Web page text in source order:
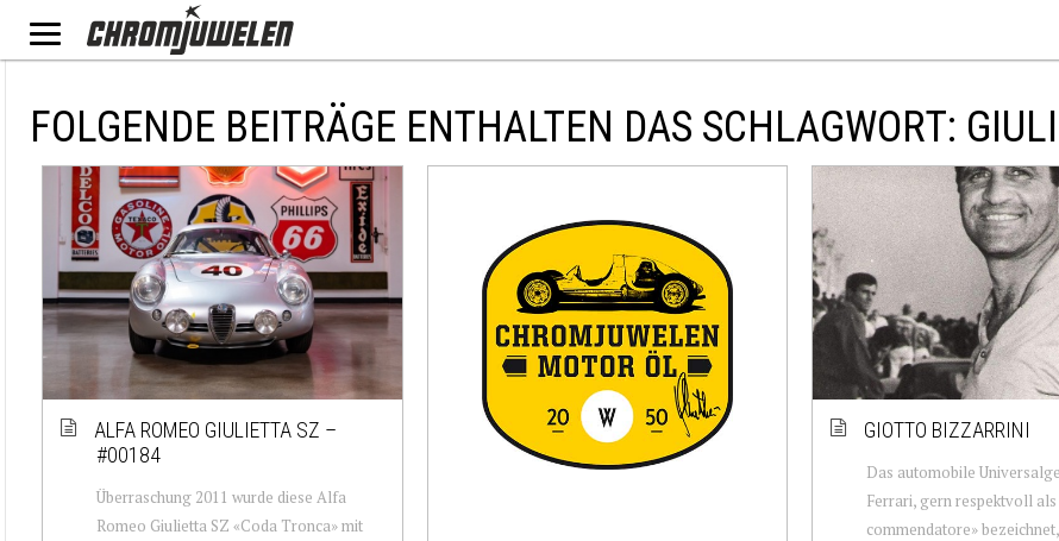
FOLGENDE BEITRÄGE ENTHALTEN DAS SCHLAGWORT:
ALFA ROMEO GIULIETTA SZ –
#00184
Überraschung 2011 wurde diese Alfa
Romeo Giulietta SZ «Coda Tronca» mit
GIOTTO BIZZARRINI
Das automobile
Ferrari, gern respektvoll
commendatore»